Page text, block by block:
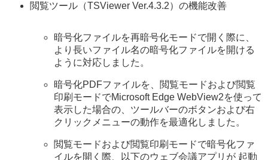
閲覧ツール（TSViewer Ver.4.3.2）の機能改善
暗号化ファイルを再暗号化モードで開く際に、
より長いファイル名の暗号化ファイルを開ける
ように対応しました。
暗号化PDFファイルを、閲覧モードおよび閲覧
印刷モードでMicrosoft Edge WebView2を使って
表示した場合の、ツールバーのボタンおよび右
クリックメニューの動作を最適化しました。
閲覧モードおよび閲覧印刷モードで暗号化ファ
イルを開く際、以下のウェブ会議アプリが 起動